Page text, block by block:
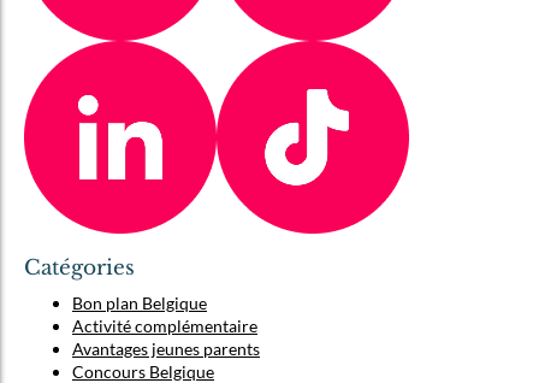
Catégories
Bon plan Belgique
Activité complémentaire
Avantages jeunes parents
Concours Belgique